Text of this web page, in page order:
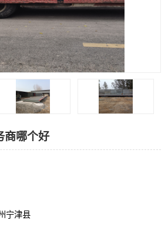
商哪个好
宁津县
食品螺旋塔
木材撕碎机
金属撕碎机